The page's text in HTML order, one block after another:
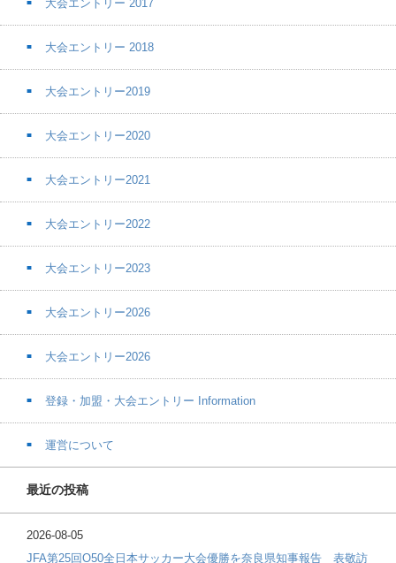
大会エントリー 2017
大会エントリー 2018
大会エントリー2019
大会エントリー2020
大会エントリー2021
大会エントリー2022
大会エントリー2023
大会エントリー2026
大会エントリー2026
登録・加盟・大会エントリー Information
運営について
最近の投稿
2026-08-05
JFA第25回O50全日本サッカー大会優勝を奈良県知事報告 表敬訪